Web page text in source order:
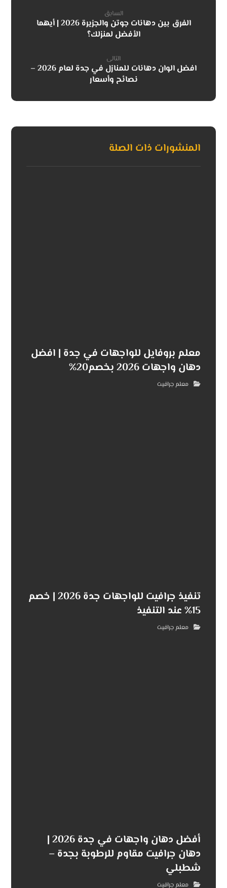
السابق
الفرق بين دهانات جوتن والجزيرة 2026 | أيهما
الأفضل لمنزلك؟
التالى
افضل الوان دهانات للمنازل في جدة لعام 2026 –
نصائح وأسعار
المنشورات ذات الصلة
معلم بروفايل للواجهات في جدة | افضل
دهان واجهات 2026 بخصم20%
معلم جرافيت
تنفيذ جرافيت للواجهات جدة 2026 | خصم
15% عند التنفيذ
معلم جرافيت
أفضل دهان واجهات في جدة 2026 |
دهان جرافيت مقاوم للرطوبة بجدة –
شطبلي
معلم جرافيت